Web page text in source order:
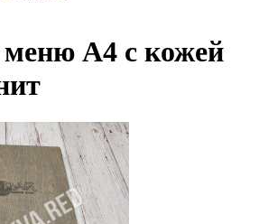
A4 с кожей